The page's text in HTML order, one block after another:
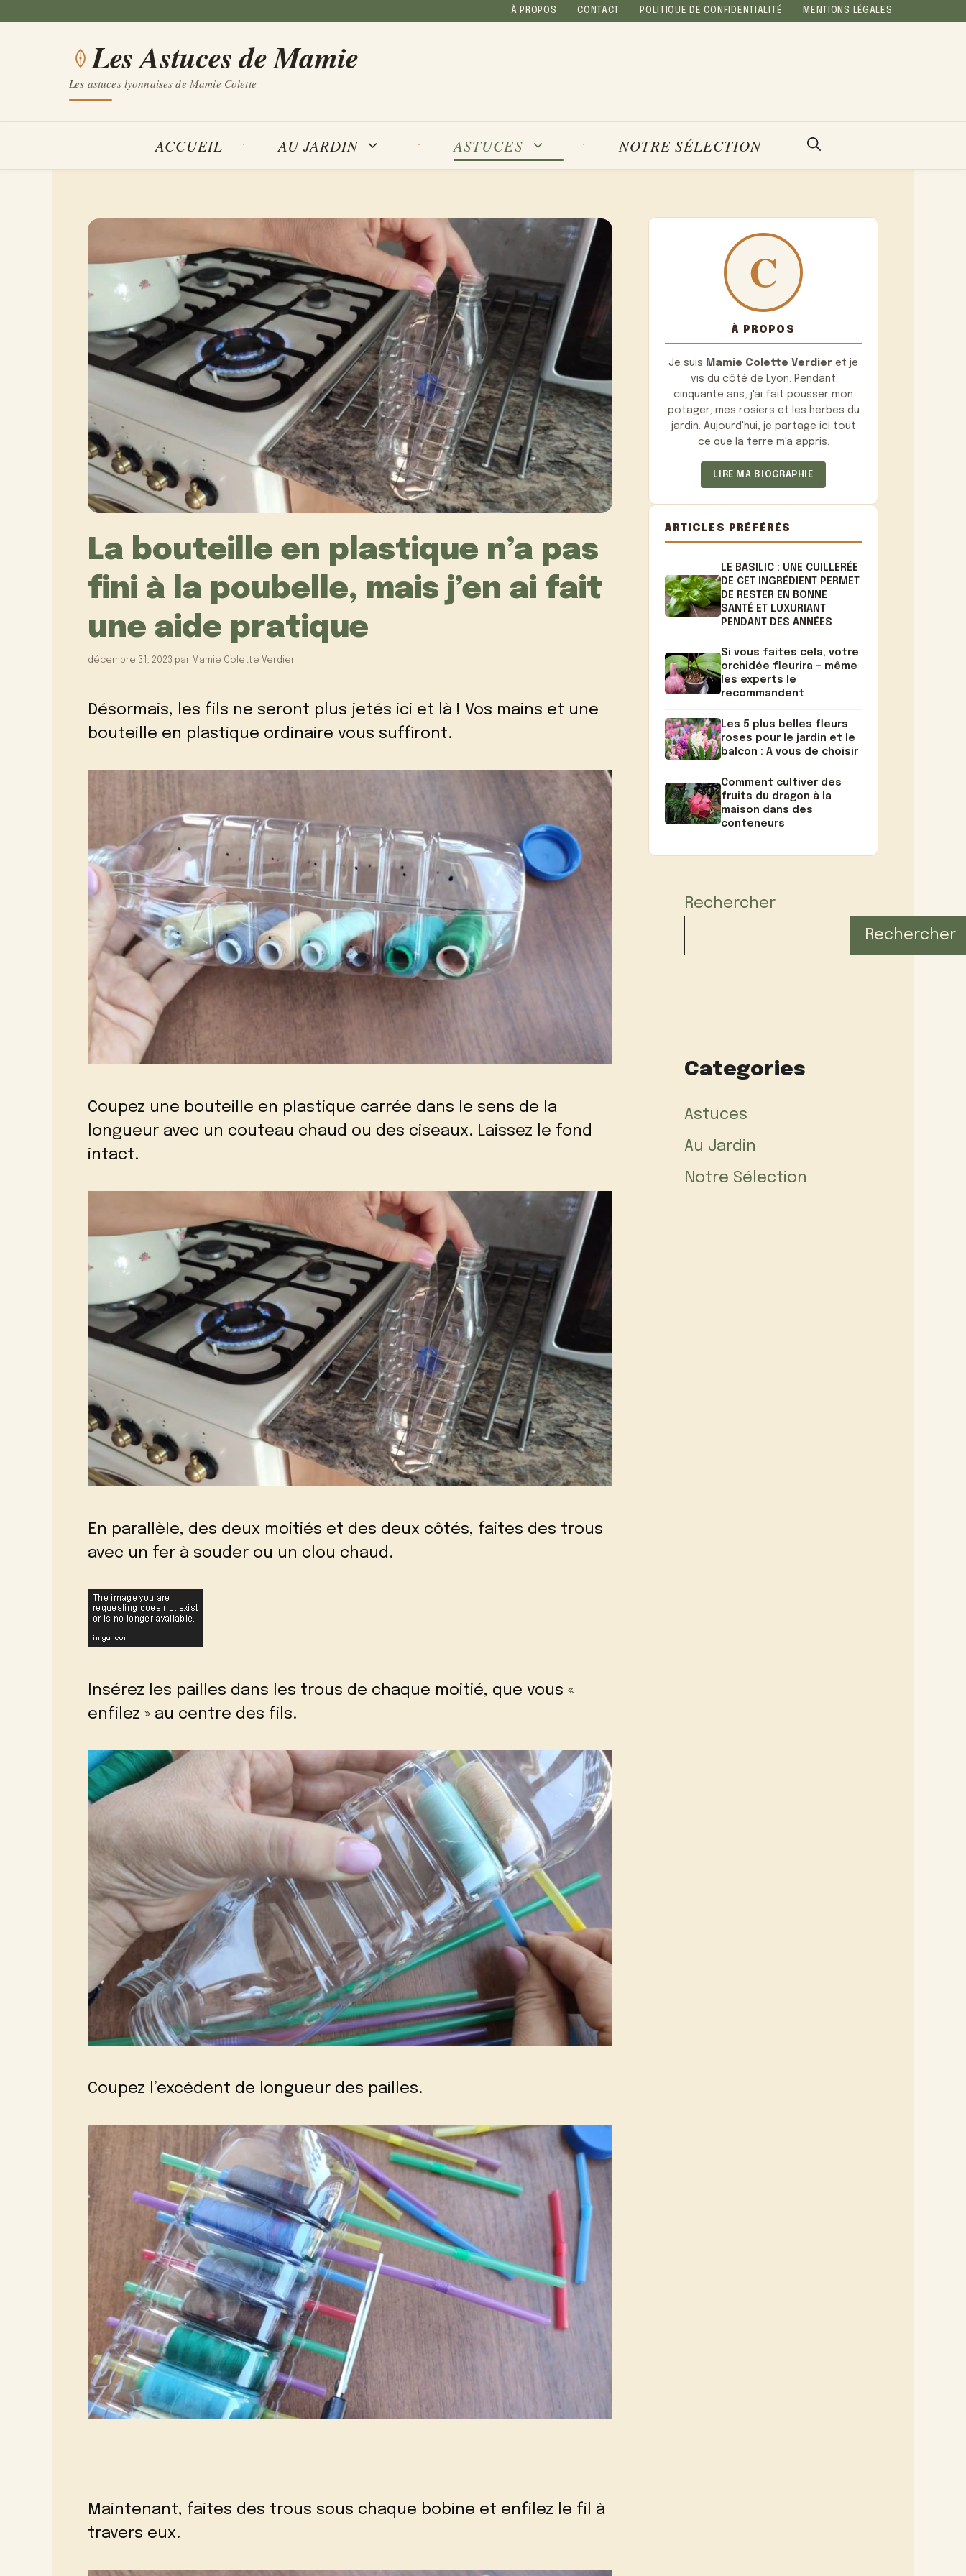
À PROPOS CONTACT POLITIQUE DE CONFIDENTIALITÉ MENTIONS LÉGALES
Les Astuces de Mamie
Les astuces lyonnaises de Mamie Colette
ACCUEIL AU JARDIN ASTUCES NOTRE SÉLECTION
La bouteille en plastique n’a pas
fini à la poubelle, mais j’en ai fait
une aide pratique
décembre 31, 2023 par Mamie Colette Verdier
Désormais, les fils ne seront plus jetés ici et là ! Vos mains et une
bouteille en plastique ordinaire vous suffiront.
Coupez une bouteille en plastique carrée dans le sens de la
longueur avec un couteau chaud ou des ciseaux. Laissez le fond
intact.
En parallèle, des deux moitiés et des deux côtés, faites des trous
avec un fer à souder ou un clou chaud.
Insérez les pailles dans les trous de chaque moitié, que vous «
enfilez » au centre des fils.
Coupez l’excédent de longueur des pailles.
Maintenant, faites des trous sous chaque bobine et enfilez le fil à
travers eux.
À PROPOS
Je suis Mamie Colette Verdier et je
vis du côté de Lyon. Pendant
cinquante ans, j'ai fait pousser mon
potager, mes rosiers et les herbes du
jardin. Aujourd'hui, je partage ici tout
ce que la terre m'a appris.
LIRE MA BIOGRAPHIE
ARTICLES PRÉFÉRÉS
LE BASILIC : UNE CUILLERÉE
DE CET INGRÉDIENT PERMET
DE RESTER EN BONNE
SANTÉ ET LUXURIANT
PENDANT DES ANNÉES
Si vous faites cela, votre
orchidée fleurira – même
les experts le
recommandent
Les 5 plus belles fleurs
roses pour le jardin et le
balcon : A vous de choisir
Comment cultiver des
fruits du dragon à la
maison dans des
conteneurs
Rechercher
Rechercher
Categories
Astuces
Au Jardin
Notre Sélection